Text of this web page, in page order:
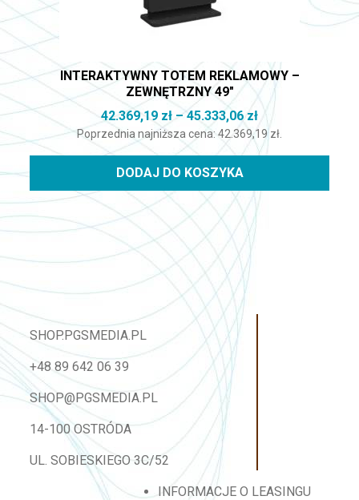
INTERAKTYWNY TOTEM REKLAMOWY –
ZEWNĘTRZNY 49″
42.369,19 zł – 45.333,06 złZakres cen: od
Poprzednia najniższa cena: 42.369,19 zł
DODAJ DO KOSZYKA
SHOP.PGSMEDIA.PL
+48 89 642 06 39
SHOP@PGSMEDIA.PL
14-100 OSTRÓDA
UL. SOBIESKIEGO 3C/52
INFORMACJE O LEASINGU